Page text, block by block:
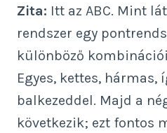
Zita: Itt az ABC. Mint
rendszer egy
különböző
Egyes, kettes, hármas,
balkezeddel. Majd a
következik; ezt fontos